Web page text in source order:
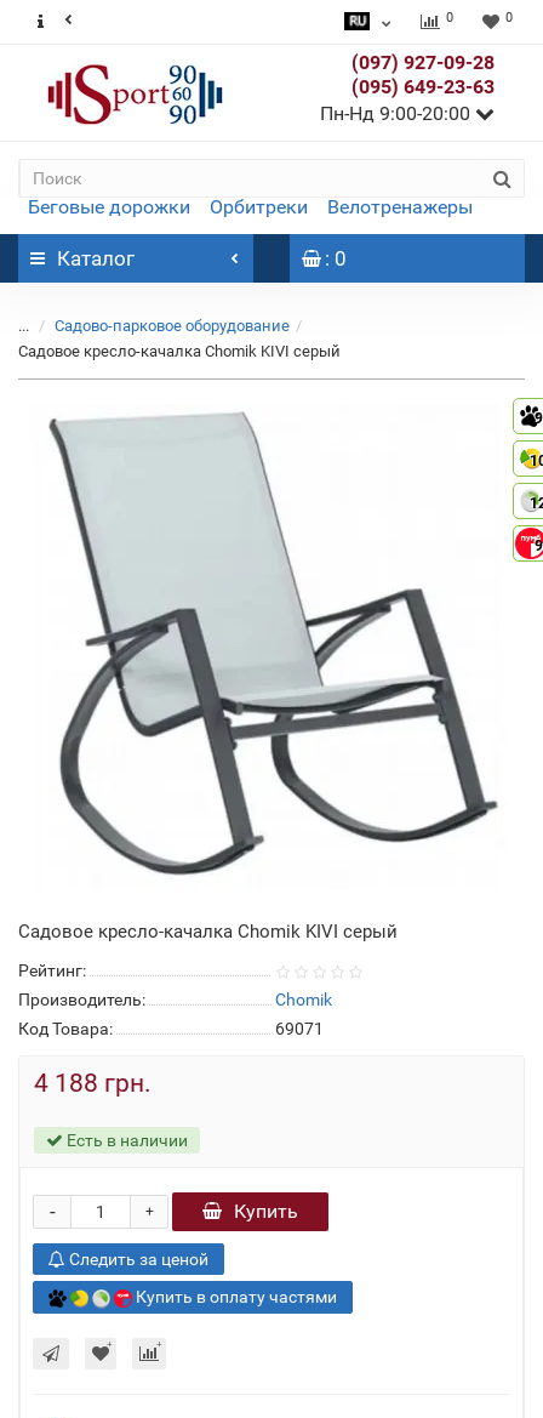
0 0
(097) 927-09-28
(095) 649-23-63
Пн-Нд 9:00-20:00
Беговые дорожки Орбитреки Велотренажеры
Каталог : 0
...
Садово-парковое оборудование
Садовое кресло-качалка Chomik KIVI серый
9
9
Садовое кресло-качалка Chomik KIVI серый
Рейтинг:
Производитель:
Chomik
Код Товара:
69071
4 188 грн.
Есть в наличии
+
- Купить
Следить за ценой
Купить в оплату частями